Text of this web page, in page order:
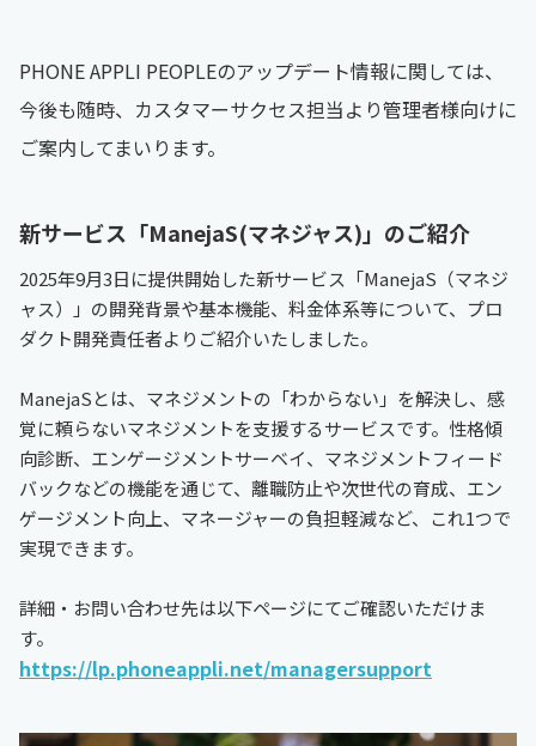
PHONE APPLI PEOPLEのアップデート情報に関しては、
今後も随時、カスタマーサクセス担当より管理者様向けに
ご案内してまいります。
新サービス「ManejaS(マネジャス)」のご紹介
2025年9月3日に提供開始した新サービス「ManejaS（マネジ
ャス）」の開発背景や基本機能、料金体系等について、プロ
ダクト開発責任者よりご紹介いたしました。
ManejaSとは、マネジメントの「わからない」を解決し、感
覚に頼らないマネジメントを支援するサービスです。性格傾
向診断、エンゲージメントサーベイ、マネジメントフィード
バックなどの機能を通じて、離職防止や次世代の育成、エン
ゲージメント向上、マネージャーの負担軽減など、これ1つで
実現できます。
詳細・お問い合わせ先は以下ページにてご確認いただけま
す。
https://lp.phoneappli.net/managersupport